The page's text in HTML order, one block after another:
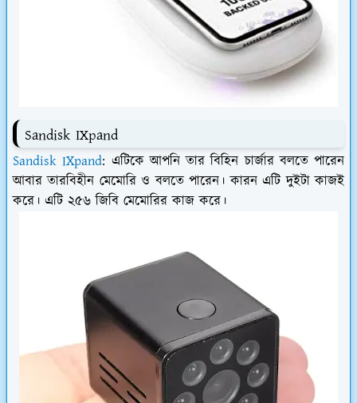
Sandisk IXpand
Sandisk IXpand: এটিকে আপনি তার বিহিন চার্জার বলতে পারেন
আবার তারবিহীন মেমোরি ও বলতে পারেন। কারন এটি দুইটা কাজই
করে। এটি ২৫৬ জিবি মেমোরির কাজ করে।